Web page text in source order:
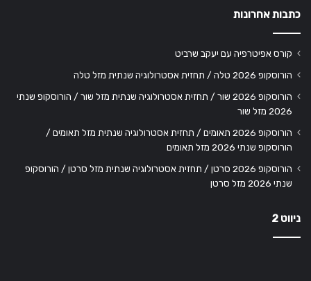
כתבות אחרונות
קורס אפיטרפיה עם יעקב שרביט
הורוסקופ 2026 טלה / תחזית אסטרולוגיה שנתית מזל טלה
הורוסקופ 2026 שור / תחזית אסטרולוגיה שנתית מזל שור / הורוסקופ שנתי
2026 מזל שור
הורוסקופ 2026 תאומים / תחזית אסטרולוגיה שנתית מזל תאומים /
הורוסקופ שנתי 2026 מזל תאומים
הורוסקופ 2026 סרטן / תחזית אסטרולוגיה שנתית מזל סרטן / הורוסקופ
שנתי 2026 מזל סרטן
ניווט 2